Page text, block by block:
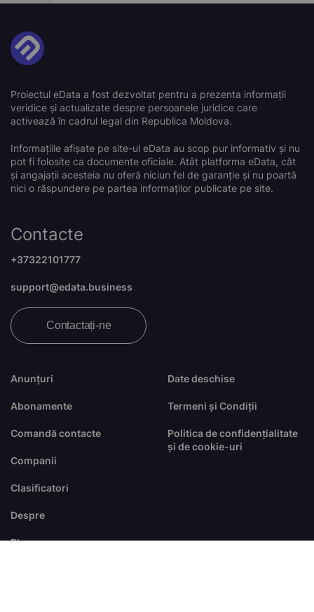
Proiectul eData a fost dezvoltat pentru a prezenta informații
veridice și actualizate despre persoanele juridice care
activează în cadrul legal din Republica Moldova.
Informațiile afișate pe site-ul eData au scop pur informativ și nu
pot fi folosite ca documente oficiale. Atât platforma eData, cât
și angajații acesteia nu oferă niciun fel de garanție și nu poartă
nici o răspundere pe partea informaților publicate pe site.
Anunțuri
Abonamente
Comandă contacte
Companii
Clasificatori
Despre
Blog
Date deschise
Termeni și Condiții
Politica de confidențialitate
și de cookie-uri
Contacte
+37322101777
support@edata.business
Contactați-ne